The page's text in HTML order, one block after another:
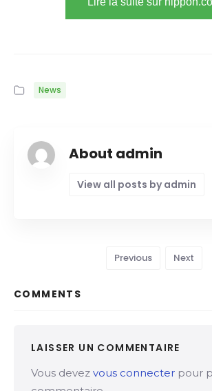
News
About admin
View all posts by admin
Previous Next
COMMENTS
LAISSER UN COMMENTAIRE
Vous devez vous connecter pour